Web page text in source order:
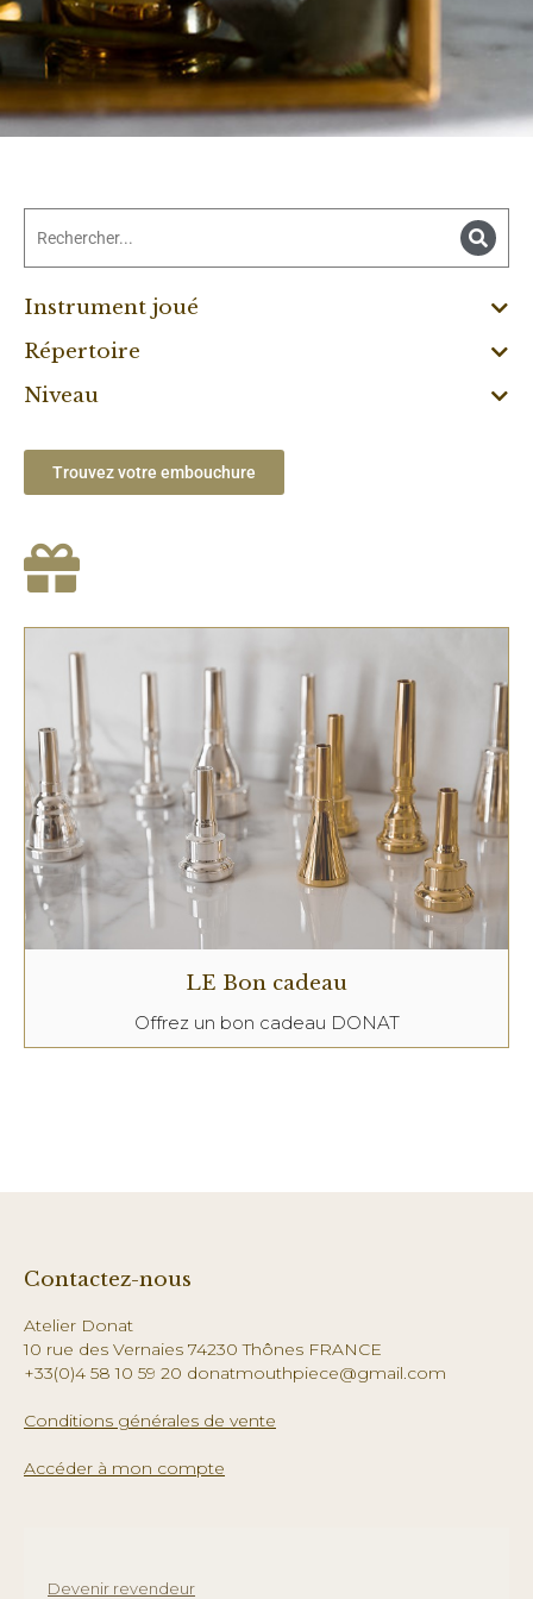
Instrument joué
Répertoire
Niveau
Trouvez votre embouchure
LE Bon cadeau
Offrez un bon cadeau DONAT
Contactez-nous
Atelier Donat
10 rue des Vernaies 74230 Thônes FRANCE
+33(0)4 58 10 59 20 donatmouthpiece@gmail.com
Conditions générales de vente
Accéder à mon compte
Devenir revendeur